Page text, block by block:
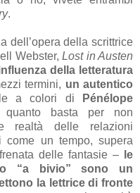
.
dell’opera della scrittrice
Webster,Lost in Austen
della letteratura
termini, un autentico
a colori di
Pénélope
basta per non
realtà delle relazioni
come un tempo, supera
delle fantasie –
le
“a bivio” sono un
la lettrice di fronte